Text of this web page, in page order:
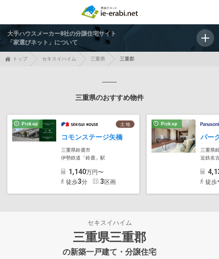
大手ハウスメーカー8社の分譲住宅サイト
「家選びネット」について
トップ セキスイハイム 三重県 三重郡
三重県のおすすめ物件
Pick up 土 地
コモンステージ矢橋
三重県鈴鹿市
伊勢鉄道「鈴鹿」駅
1,140万円〜
徒歩3分 3 区画
Pick up
三重県
近鉄名
徒歩
セキスイハイム
三重県三重郡
の新築一戸建て・分譲住宅